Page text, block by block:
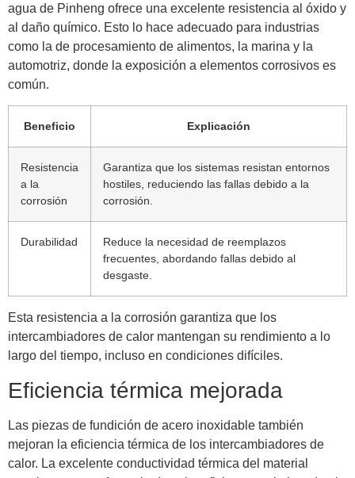
agua de Pinheng ofrece una excelente resistencia al óxido y
al daño químico. Esto lo hace adecuado para industrias
como la de procesamiento de alimentos, la marina y la
automotriz, donde la exposición a elementos corrosivos es
común.
Beneficio Explicación
Resistencia
a la
corrosión
Garantiza que los sistemas resistan entornos
hostiles, reduciendo las fallas debido a la
corrosión.
Durabilidad
Reduce la necesidad de reemplazos
frecuentes, abordando fallas debido al
desgaste.
Esta resistencia a la corrosión garantiza que los
intercambiadores de calor mantengan su rendimiento a lo
largo del tiempo, incluso en condiciones difíciles.
Eficiencia térmica mejorada
Las piezas de fundición de acero inoxidable también
mejoran la eficiencia térmica de los intercambiadores de
calor. La excelente conductividad térmica del material